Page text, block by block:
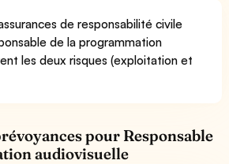
de responsabilité civile
de la programmation
les deux risques (exploitation et
pour Responsable
audiovisuelle